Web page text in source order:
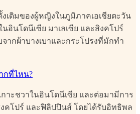
งเดิมของผู้หญิงในภูมิภาคเอเชียตะวัน
นอินโดนีเซีย มาเลเซีย และสิงคโปร์
ากผ้าบางเบาและกระโปรงที่มักทำ
กที่ไหน?
กาะชวาในอินโดนีเซีย และต่อมามีการ
งคโปร์ และฟิลิปปินส์ โดยได้รับอิทธิพล